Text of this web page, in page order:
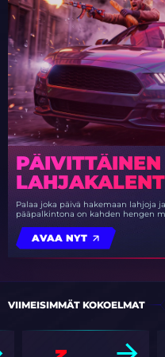
PÄIVITTÄINEN
Palaa joka päivä hakemaan lahjoja
pääpalkintona on kahden hengen
AVAA NYT
VIIMEISIMMÄT KOKOELMAT